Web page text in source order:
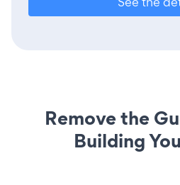
Remove the
Building